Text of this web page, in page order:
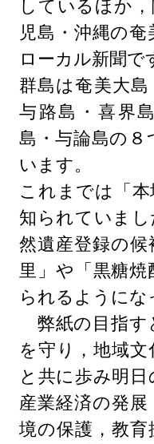
しているほか
児島・沖縄の
ローカル新聞で
群島は奄美大
与路島・喜界
島・与論島の
います。
これまでは「
知られていま
然遺産登録の
里」や「黒糖
られるように
弊紙の目指す
を守り，地域
と共に歩み明
産業経済の発
境の保護，教